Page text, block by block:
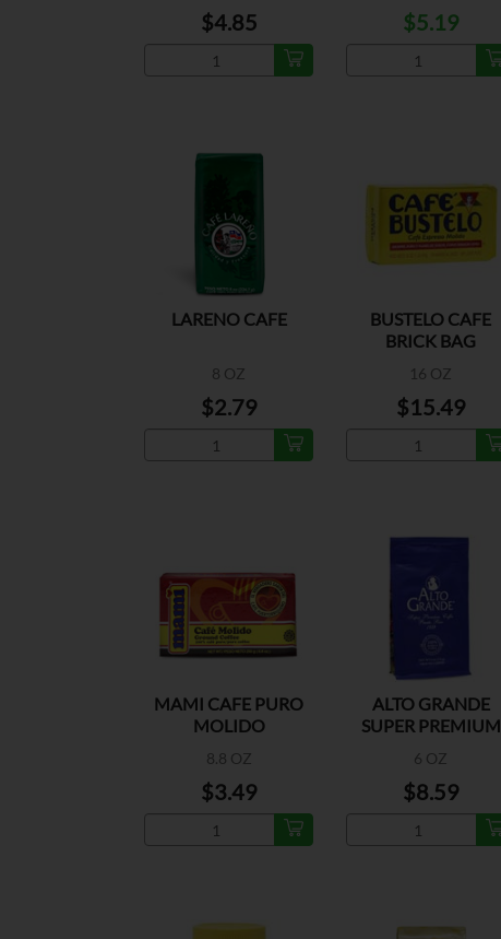
$4.85 $5.19
LARENO CAFE
8 OZ
$2.79
BUSTELO CAFE
BRICK BAG
16 OZ
$15.49
MAMI CAFE PURO
MOLIDO
8.8 OZ
$3.49
ALTO GRANDE
SUPER PREMIUM
6 OZ
$8.59